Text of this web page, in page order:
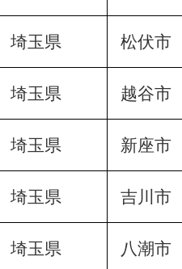
埼玉県 松伏市
埼玉県 越谷市
埼玉県 新座市
埼玉県 吉川市
埼玉県 八潮市